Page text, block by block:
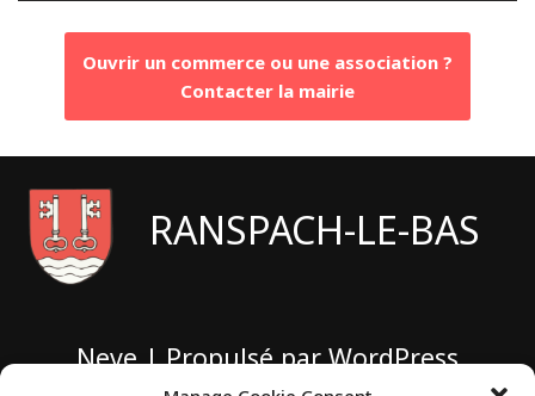
Ouvrir un commerce ou une association ?
Contacter la mairie
RANSPACH-LE-BAS
Neve| Propulsé parWordPress